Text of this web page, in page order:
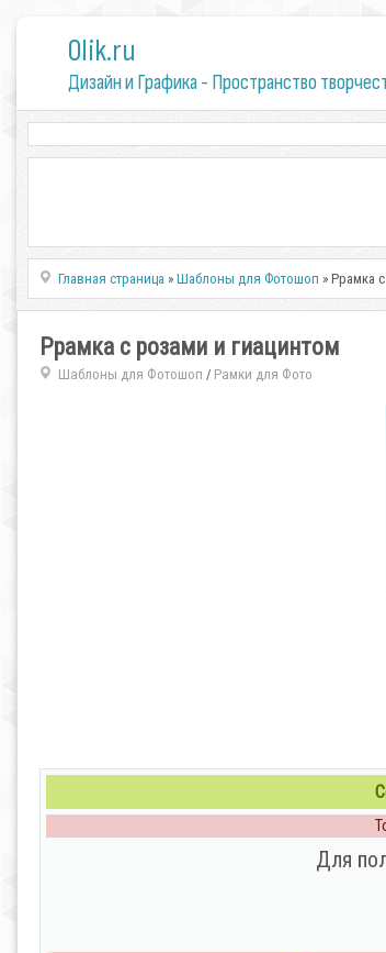
0lik.ru
Дизайн и Графика - Пространство
Главная страница »Шаблоны для Фотошоп » Ррамка
Ррамка с розами и гиацинтом
Шаблоны для Фотошоп / Рамки для Фото
Для